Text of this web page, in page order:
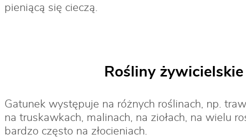
pieniącą się cieczą.
Rośliny żywicielskie
Gatunek występuje na różnych roślinach, np.
na truskawkach, malinach, na ziołach, na wielu
bardzo często na złocieniach.